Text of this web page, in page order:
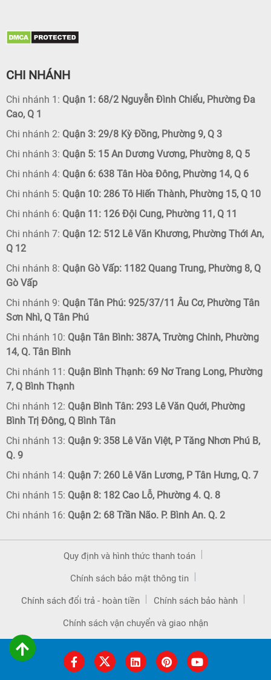
CHI NHÁNH
Chi nhánh 1: Quận 1: 68/2 Nguyễn Đình Chiểu, Phường Đa
Cao, Q 1
Chi nhánh 2: Quận 3: 29/8 Kỳ Đồng, Phường 9, Q 3
Chi nhánh 3: Quận 5: 15 An Dương Vương, Phường 8, Q 5
Chi nhánh 4: Quận 6: 638 Tân Hòa Đông, Phường 14, Q 6
Chi nhánh 5: Quận 10: 286 Tô Hiến Thành, Phường 15, Q 10
Chi nhánh 6: Quận 11: 126 Đội Cung, Phường 11, Q 11
Chi nhánh 7: Quận 12: 512 Lê Văn Khương, Phường Thới An,
Q 12
Chi nhánh 8: Quận Gò Vấp: 1182 Quang Trung, Phường 8, Q
Gò Vấp
Chi nhánh 9: Quận Tân Phú: 925/37/11 Âu Cơ, Phường Tân
Sơn Nhì, Q Tân Phú
Chi nhánh 10: Quận Tân Bình: 387A, Trường Chinh, Phường
14, Q. Tân Bình
Chi nhánh 11: Quận Bình Thạnh: 69 Nơ Trang Long, Phường
7, Q Bình Thạnh
Chi nhánh 12: Quận Bình Tân: 293 Lê Văn Quới, Phường
Bình Trị Đông, Q Bình Tân
Chi nhánh 13: Quận 9: 358 Lê Văn Việt, P Tăng Nhơn Phú B,
Q. 9
Chi nhánh 14: Quận 7: 260 Lê Văn Lương, P Tân Hưng, Q. 7
Chi nhánh 15: Quận 8: 182 Cao Lỗ, Phường 4. Q. 8
Chi nhánh 16: Quận 2: 68 Trần Não. P. Bình An. Q. 2
Quy định và hình thức thanh toán
Chính sách bảo mật thông tin
Chính sách đổi trả - hoàn tiền Chính sách bảo hành
Chính sách vận chuyển và giao nhận